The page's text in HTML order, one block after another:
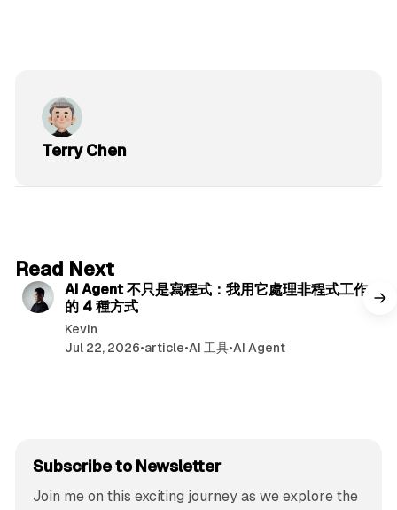
Terry Chen
Read Next
AI Agent 不只是寫程式：我用它處理非程式工作
的 4 種方式
Kevin
Jul 22, 2026•article•AI 工具•AI Agent
Subscribe to Newsletter
Join me on this exciting journey as we explore the